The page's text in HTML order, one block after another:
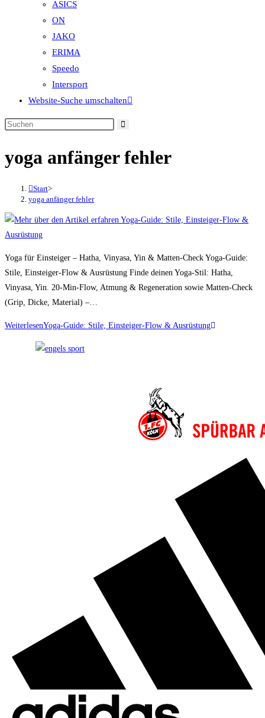
ASICS
ON
JAKO
ERIMA
Speedo
Intersport
Website-Suche umschalten
yoga anfänger fehler
Start>
yoga anfänger fehler
Yoga für Einsteiger – Hatha, Vinyasa, Yin & Matten-Check Yoga-Guide:
Stile, Einsteiger-Flow & Ausrüstung Finde deinen Yoga-Stil: Hatha,
Vinyasa, Yin. 20-Min-Flow, Atmung & Regeneration sowie Matten-Check
(Grip, Dicke, Material) –…
WeiterlesenYoga-Guide: Stile, Einsteiger-Flow & Ausrüstung